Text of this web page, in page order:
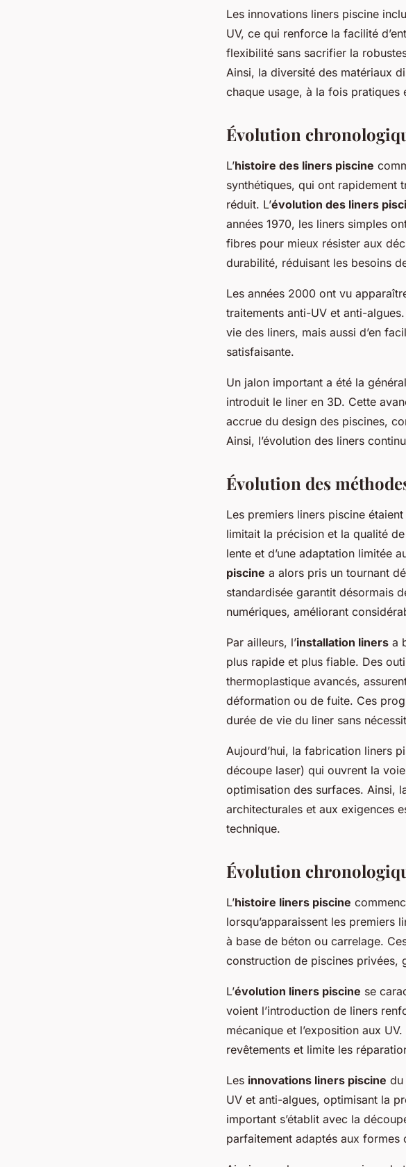
Les innovations liners piscine
UV, ce qui renforce la facilité
flexibilité sans sacrifier la
Ainsi, la diversité des matériaux
chaque usage, à la fois pratiques
Évolution
L’histoire des liners piscine
synthétiques, qui ont rapidement
réduit. L’évolution des liners
années 1970, les liners simples
fibres pour mieux résister aux
durabilité, réduisant les besoins
Les années 2000 ont vu
traitements anti-UV et anti-
vie des liners, mais aussi d’en
satisfaisante.
Un jalon important a été la
introduit le liner en 3D. Cette
accrue du design des piscines,
Ainsi, l’évolution des liners
Évolution des
Les premiers liners piscine
limitait la précision et la qualité
lente et d’une adaptation limitée
piscine a alors pris un tournant
standardisée garantit désormais
numériques, améliorant
Par ailleurs, l’installation liners a
plus rapide et plus fiable. Des
thermoplastique avancés,
déformation ou de fuite. Ces
durée de vie du liner sans
Aujourd’hui, la fabrication liners
découpe laser) qui ouvrent la
optimisation des surfaces. Ainsi,
architecturales et aux exigences
technique.
Évolution
L’histoire liners piscine
lorsqu’apparaissent les premiers
à base de béton ou carrelage.
construction de piscines privées,
L’évolution liners piscine se
voient l’introduction de liners
mécanique et l’exposition aux
revêtements et limite les
Les innovations liners piscine du
UV et anti-algues, optimisant la
important s’établit avec la
parfaitement adaptés aux formes